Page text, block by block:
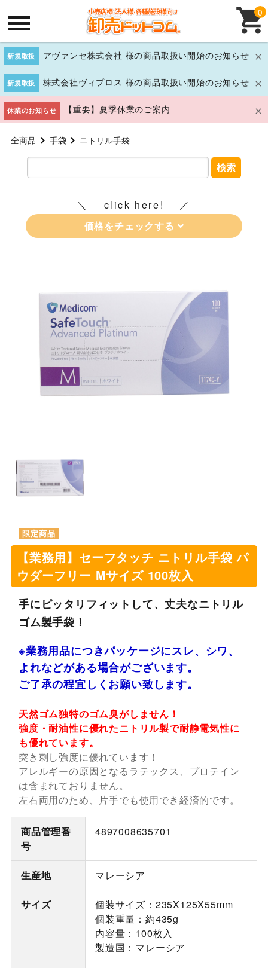
新規取扱 アヴァンセ株式会社 様の商品取扱い開始のお知らせ
新規取扱 株式会社ヴィプロス 様の商品取扱い開始のお知らせ
休業のお知らせ 【重要】夏季休業のご案内
0
全商品 手袋 ニトリル手袋
検索
click here!
価格をチェックする
【業務用】セーフタッチ ニトリル手袋 パ
ウダーフリー Mサイズ 100枚入
手にピッタリフィットして、丈夫なニトリル
ゴム製手袋！
※業務用品につきパッケージにスレ、シワ、
よれなどがある場合がございます。
ご了承の程宜しくお願い致します。
天然ゴム独特のゴム臭がしません！
強度・耐油性に優れたニトリル製で耐静電気性に
も優れています。
突き刺し強度に優れています！
アレルギーの原因となるラテックス、プロテイン
は含まれておりません。
左右両用のため、片手でも使用でき経済的です。
商品管理番
号
4897008635701
生産地 マレーシア
サイズ
個装サイズ：235X125X55mm
個装重量：約435g
内容量：100枚入
製造国：マレーシア